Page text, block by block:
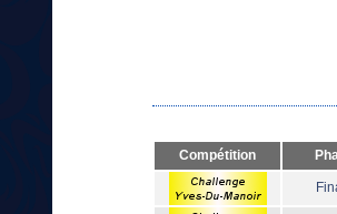
Compétition